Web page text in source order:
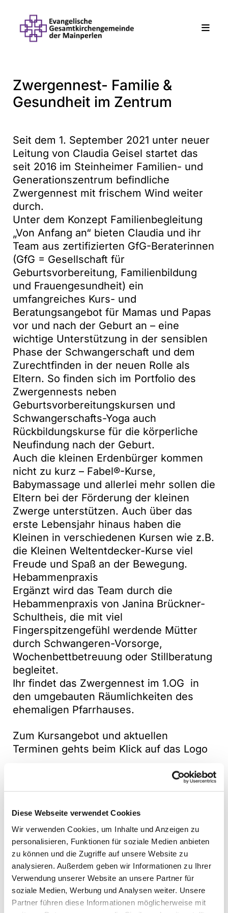
Diese Webseite verwendet Cookies
Wir verwenden Cookies, um Inhalte und Anzeigen zu
personalisieren, Funktionen für soziale Medien anbieten
zu können und die Zugriffe auf unsere Website zu
analysieren. Außerdem geben wir Informationen zu Ihrer
Verwendung unserer Website an unsere Partner für
soziale Medien, Werbung und Analysen weiter. Unsere
Partner führen diese Informationen möglicherweise mit
Zwergennest- Familie &
Gesundheit im Zentrum
Seit dem 1. September 2021 unter neuer
Leitung von Claudia Geisel startet das
seit 2016 im Steinheimer Familien- und
Generationszentrum befindliche
Zwergennest mit frischem Wind weiter
durch.
Unter dem Konzept Familienbegleitung
„Von Anfang an“ bieten Claudia und ihr
Team aus zertifizierten GfG-Beraterinnen
(GfG = Gesellschaft für
Geburtsvorbereitung, Familienbildung
und Frauengesundheit) ein
umfangreiches Kurs- und
Beratungsangebot für Mamas und Papas
vor und nach der Geburt an – eine
wichtige Unterstützung in der sensiblen
Phase der Schwangerschaft und dem
Zurechtfinden in der neuen Rolle als
Eltern. So finden sich im Portfolio des
Zwergennests neben
Geburtsvorbereitungskursen und
Schwangerschafts-Yoga auch
Rückbildungskurse für die körperliche
Neufindung nach der Geburt.
Auch die kleinen Erdenbürger kommen
nicht zu kurz – Fabel®-Kurse,
Babymassage und allerlei mehr sollen die
Eltern bei der Förderung der kleinen
Zwerge unterstützen. Auch über das
erste Lebensjahr hinaus haben die
Kleinen in verschiedenen Kursen wie z.B.
die Kleinen Weltentdecker-Kurse viel
Freude und Spaß an der Bewegung.
Hebammenpraxis
Ergänzt wird das Team durch die
Hebammenpraxis von Janina Brückner-
Schultheis, die mit viel
Fingerspitzengefühl werdende Mütter
durch Schwangeren-Vorsorge,
Wochenbettbetreuung oder Stillberatung
begleitet.
Ihr findet das Zwergennest im 1.OG in
den umgebauten Räumlichkeiten des
ehemaligen Pfarrhauses.
Zum Kursangebot und aktuellen
Terminen gehts beim Klick auf das Logo